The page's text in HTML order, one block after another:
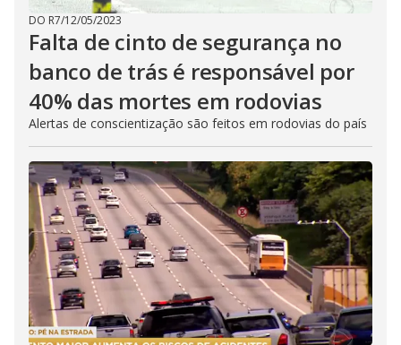
DO R7/12/05/2023
Falta de cinto de segurança no
banco de trás é responsável por
40% das mortes em rodovias
Alertas de conscientização são feitos em rodovias do país